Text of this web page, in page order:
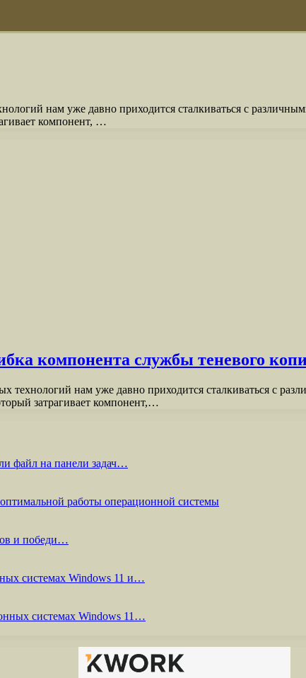
нам уже давно приходится сталкиваться с
компонент, …
компонента службы теневого
нам уже давно приходится сталкиваться с
затрагивает компонент,…
файл на панели задач…
работы операционной системы
и победи…
системах Windows 11 и…
системах Windows 11…